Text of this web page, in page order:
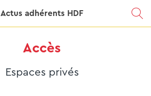
Actus adhérents HDF
Accès
Espaces privés